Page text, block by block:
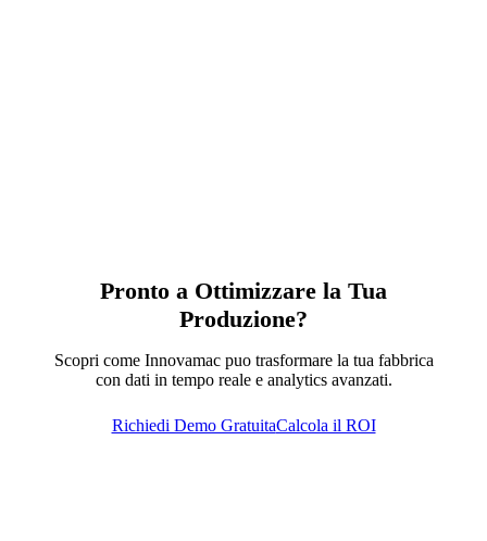
Pronto a Ottimizzare la Tua
Produzione?
Scopri come Innovamac puo trasformare la tua fabbrica
con dati in tempo reale e analytics avanzati.
Richiedi Demo GratuitaCalcola il ROI